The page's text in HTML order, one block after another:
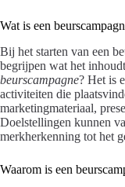
Wat is een
Bij het starten van een
begrijpen wat het
beurscampagne? Het is
activiteiten die
marketingmateriaal,
Doelstellingen kunnen
merkherkenning tot het
Waarom is een